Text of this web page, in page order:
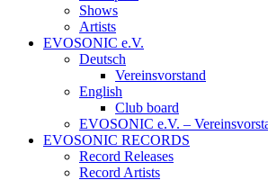
Shows
Artists
EVOSONIC e.V.
Deutsch
Vereinsvorstand
English
Club board
EVOSONIC e.V. ‒
EVOSONIC RECORDS
Record Releases
Record Artists